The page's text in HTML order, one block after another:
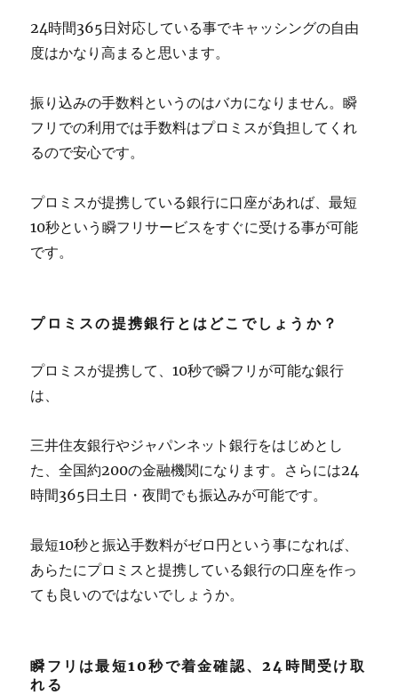
24時間365日対応している事でキャッシングの自由
度はかなり高まると思います。
振り込みの手数料というのはバカになりません。瞬
フリでの利用では手数料はプロミスが負担してくれ
るので安心です。
プロミスが提携している銀行に口座があれば、最短
10秒という瞬フリサービスをすぐに受ける事が可能
です。
プロミスの提携銀行とはどこでしょうか？
プロミスが提携して、10秒で瞬フリが可能な銀行
は、
三井住友銀行やジャパンネット銀行をはじめとし
た、全国約200の金融機関になります。さらには24
時間365日土日・夜間でも振込みが可能です。
最短10秒と振込手数料がゼロ円という事になれば、
あらたにプロミスと提携している銀行の口座を作っ
ても良いのではないでしょうか。
瞬フリは最短10秒で着金確認、24時間受け取
れる